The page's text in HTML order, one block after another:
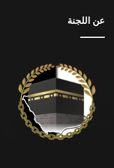
عن اللجنة